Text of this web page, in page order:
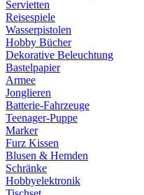
Servietten
Reisespiele
Wasserpistolen
Hobby Bücher
Dekorative Beleuchtung
Bastelpapier
Armee
Jonglieren
Batterie-Fahrzeuge
Teenager-Puppe
Marker
Furz Kissen
Blusen & Hemden
Schränke
Hobbyelektronik